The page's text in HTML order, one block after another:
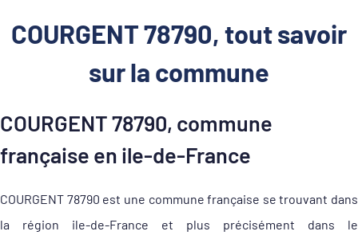
COURGENT 78790, tout savoir
sur la commune
COURGENT 78790, commune
française en ile-de-France
COURGENT 78790 est une commune française se trouvant dans
la région ile-de-France et plus précisément dans le